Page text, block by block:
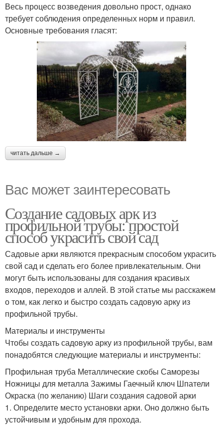
Весь процесс возведения довольно прост, однако
требует соблюдения определенных норм и правил.
Основные требования гласят:
читать дальше →
Вас может заинтересовать
Создание садовых арк из
профильной трубы: простой
способ украсить свой сад
Садовые арки являются прекрасным способом украсить
свой сад и сделать его более привлекательным. Они
могут быть использованы для создания красивых
входов, переходов и аллей. В этой статье мы расскажем
о том, как легко и быстро создать садовую арку из
профильной трубы.
Материалы и инструменты
Чтобы создать садовую арку из профильной трубы, вам
понадобятся следующие материалы и инструменты:
Профильная труба Металлические скобы Саморезы
Ножницы для металла Зажимы Гаечный ключ Шпатели
Окраска (по желанию) Шаги создания садовой арки
1. Определите место установки арки. Оно должно быть
устойчивым и удобным для прохода.